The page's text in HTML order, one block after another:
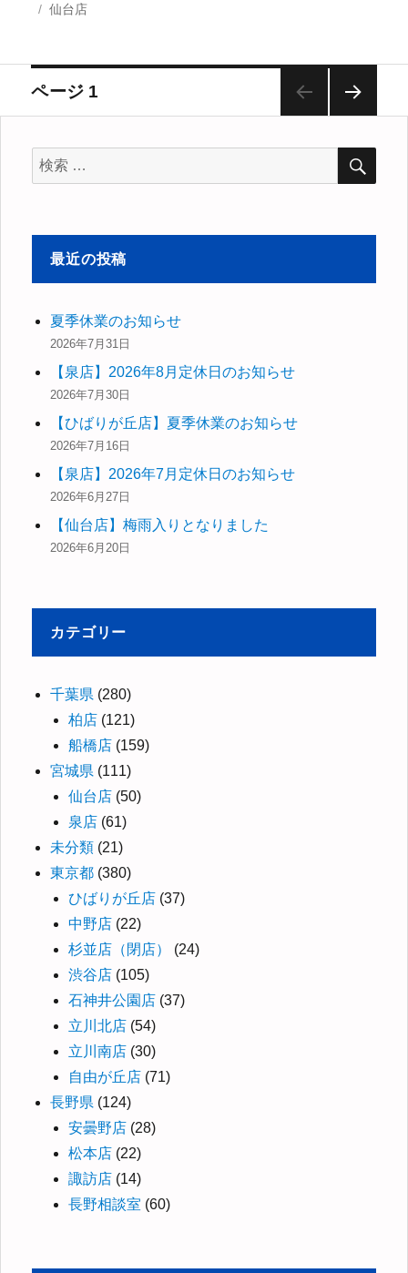
稿
カ
リ
ー
仙台店
投
ナ
ゲ
ー
シ
ョ
ン
ページ 1
検
索
象:
最近の投稿
夏季休業のお知らせ
2026年7月31日
【泉店】2026年8月定休日のお知らせ
2026年7月30日
【ひばりが丘店】夏季休業のお知らせ
2026年7月16日
【泉店】2026年7月定休日のお知らせ
2026年6月27日
【仙台店】梅雨入りとなりました
2026年6月20日
カテゴリー
千葉県 (280)
柏店 (121)
船橋店 (159)
宮城県 (111)
仙台店 (50)
泉店 (61)
未分類 (21)
東京都 (380)
ひばりが丘店 (37)
中野店 (22)
杉並店（閉店）
(24)
渋谷店 (105)
石神井公園店 (37)
立川北店 (54)
立川南店 (30)
自由が丘店 (71)
長野県 (124)
安曇野店 (28)
松本店 (22)
諏訪店 (14)
長野相談室 (60)